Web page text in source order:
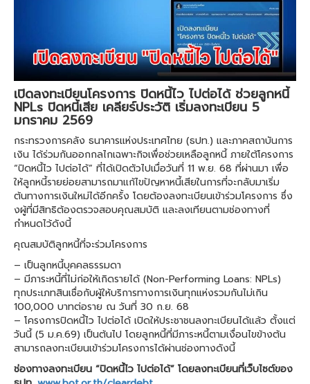
เปิดลงทะเบียนโครงการ ปิดหนี้ไว ไปต่อได้ ช่วยลูกหนี้
NPLs ปิดหนี้เสีย เคลียร์ประวัติ เริ่มลงทะเบียน 5
มกราคม 2569
กระทรวงการคลัง ธนาคารแห่งประเทศไทย (ธปท.) และภาคสถาบันการ
เงิน ได้ร่วมกันออกกลไกเฉพาะกิจเพื่อช่วยเหลือลูกหนี้ ภายใต้โครงการ
“ปิดหนี้ไว ไปต่อได้” ที่ได้เปิดตัวไปเมื่อวันที่ 11 พ.ย. 68 ที่ผ่านมา เพื่อ
ให้ลูกหนี้รายย่อยสามารถมาแก้ไขปัญหาหนี้เสียในการที่จะกลับมาเริ่ม
ต้นทางการเงินใหม่ได้อีกครั้ง โดยต้องลงทะเบียนเข้าร่วมโครงการ ซึ่ง
งผู้ที่มีสิทธิต้องตรวจสอบคุณสมบัติ และลงเทียนตามช่องทางที่
กำหนดไว้ดังนี้
คุณสมบัติลูกหนี้ที่จะร่วมโครงการ
– เป็นลูกหนี้บุคคลธรรมดา
– มีภาระหนี้ที่ไม่ก่อให้เกิดรายได้ (Non-Performing Loans: NPLs)
ทุกประเภทสินเชื่อกับผู้ให้บริการทางการเงินทุกแห่งรวมกันไม่เกิน
100,000 บาทต่อราย ณ วันที่ 30 ก.ย. 68
– โครงการปิดหนี้ไว ไปต่อได้ เปิดให้ประชาชนลงทะเบียนได้แล้ว ตั้งแต่
วันนี้ (5 ม.ค.69) เป็นต้นไป โดยลูกหนี้ที่มีภาระหนี้ตามเงื่อนไขข้างต้น
สามารถลงทะเบียนเข้าร่วมโครงการได้ผ่านช่องทางดังนี้
ช่องทางลงทะเบียน “ปิดหนี้ไว ไปต่อได้” โดยลงทะเบียนที่เว็บไซต์ของ